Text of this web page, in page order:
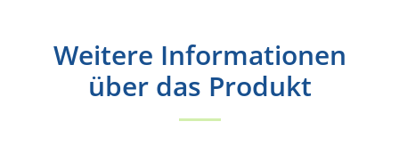
Weitere Informationen
über das Produkt